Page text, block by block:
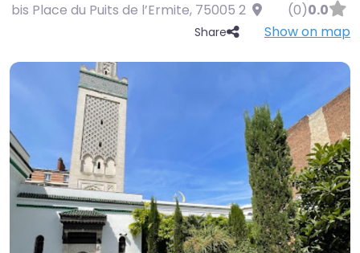
0.0
(0)
2 bis Place du Puits de l’Ermite
, 75005
Show on map
Share